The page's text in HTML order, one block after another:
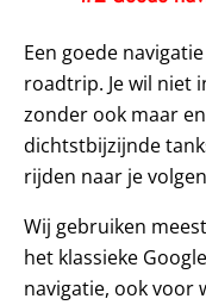
Een goede
roadtrip. Je wil niet
zonder ook maar
dichtstbijzijnde
rijden naar je
Wij gebruiken
het klassieke
navigatie, ook voor